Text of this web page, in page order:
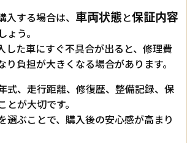
する場合は、 車両状態と保証内容
う。
した車にすぐ不具合が出ると、修理費
り負担が大きくなる場合があります。
式、走行距離、修復歴、整備記録、保
が大切です。
選ぶことで、購入後の安心感が高まり